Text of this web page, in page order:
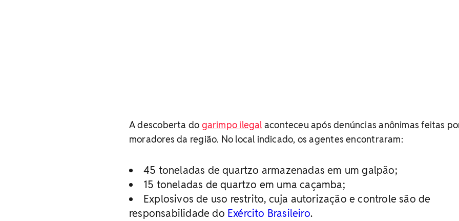
A descoberta do garimpo ilegal aconteceu após denúncias anônimas feitas
moradores da região. No local indicado, os agentes encontraram:
45 toneladas de quartzo armazenadas em um galpão;
15 toneladas de quartzo em uma caçamba;
Explosivos de uso restrito, cuja autorização e controle são de
responsabilidade do Exército Brasileiro.